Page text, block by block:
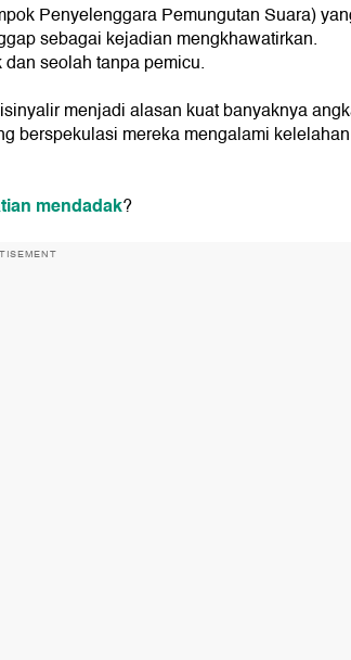
Penyelenggara Pemungutan Suara)
sebagai kejadian mengkhawatirkan.
seolah tanpa pemicu.
menjadi alasan kuat banyaknya
berspekulasi mereka mengalami kelelahan
mendadak?